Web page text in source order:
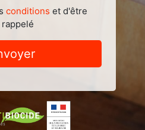
conditions et d'être
rappelé